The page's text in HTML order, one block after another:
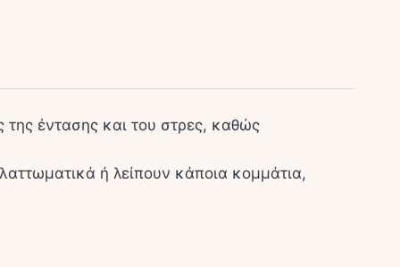
της έντασης και του στρες, καθώς
ή λείπουν κάποια κομμάτια,